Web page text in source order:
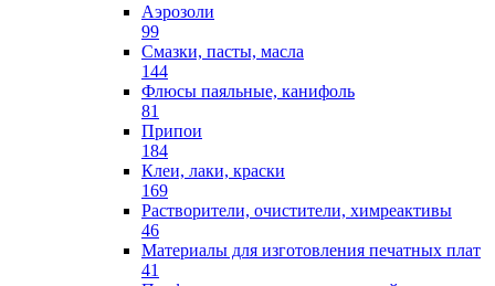
Аэрозоли
99
Смазки, пасты, масла
144
Флюсы паяльные, канифоль
81
Припои
184
Клеи, лаки, краски
169
Растворители, очистители, химреактивы
46
Материалы для изготовления печатных плат
41